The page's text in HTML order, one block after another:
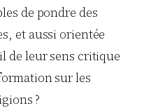
de pondre des
et aussi orientée
de leur sens critique
sur les
?